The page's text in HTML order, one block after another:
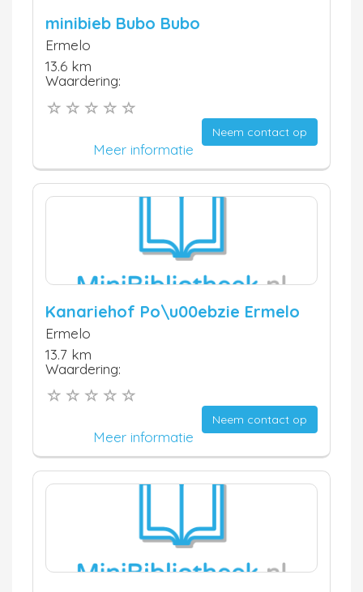
minibieb Bubo Bubo
Ermelo
13.6 km
Waardering:
Neem contact op
Meer informatie
Kanariehof Po\u00ebzie Ermelo
Ermelo
13.7 km
Waardering:
Neem contact op
Meer informatie